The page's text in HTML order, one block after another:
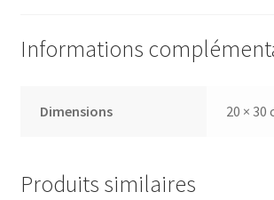
Informations
Dimensions 20 × 30
Produits similaires